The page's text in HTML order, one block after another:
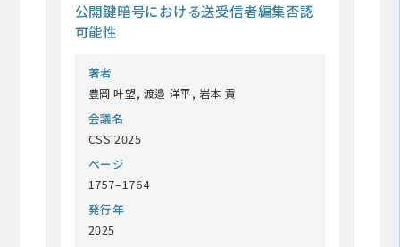
公開鍵暗号における送受信者編集否認
可能性
著者
豊岡 叶望, 渡邉 洋平, 岩本 貢
会議名
CSS 2025
ページ
1757–1764
発行年
2025